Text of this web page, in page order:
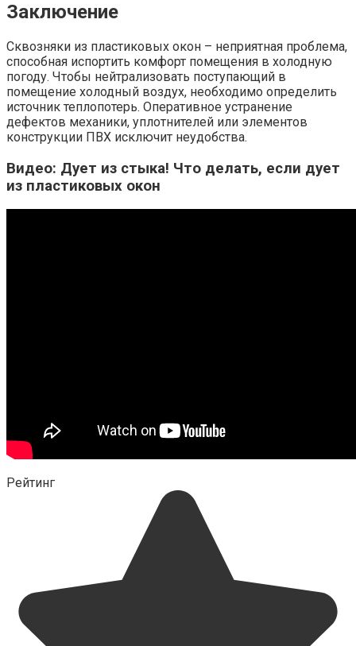
Заключение
Сквозняки из пластиковых окон – неприятная проблема,
способная испортить комфорт помещения в холодную
погоду. Чтобы нейтрализовать поступающий в
помещение холодный воздух, необходимо определить
источник теплопотерь. Оперативное устранение
дефектов механики, уплотнителей или элементов
конструкции ПВХ исключит неудобства.
Видео: Дует из стыка! Что делать, если дует
из пластиковых окон
Рейтинг